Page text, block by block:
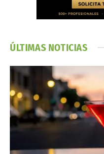
ÚLTIMAS NOTICIAS